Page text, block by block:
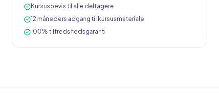
Kursusbevis til alle deltagere
12 måneders adgang til kursusmateriale
100% tilfredshedsgaranti